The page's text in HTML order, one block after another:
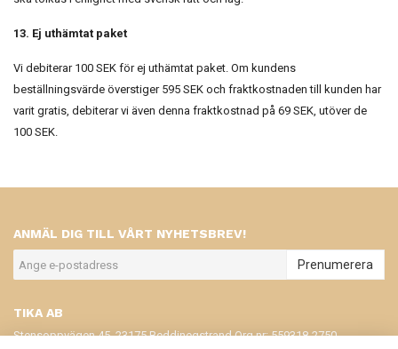
13. Ej uthämtat paket
Vi debiterar 100 SEK för ej uthämtat paket. Om kundens
beställningsvärde överstiger 595 SEK och fraktkostnaden till kunden har
varit gratis, debiterar vi även denna fraktkostnad på 69 SEK, utöver de
100 SEK.
ANMÄL DIG TILL VÅRT NYHETSBREV!
Prenumerera
TIKA AB
Stensoppvägen 45, 23175 Beddinegstrand Org.nr: 559318-2750